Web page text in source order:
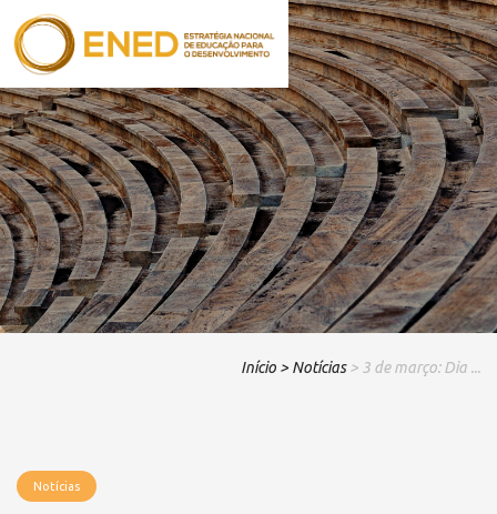
Início > Notícias > 3 de março: Dia ...
Notícias